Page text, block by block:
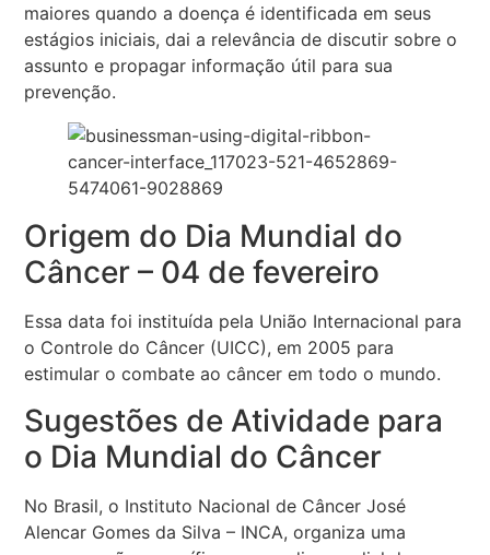
maiores quando a doença é identificada em seus
estágios iniciais, dai a relevância de discutir sobre o
assunto e propagar informação útil para sua
prevenção.
Origem do Dia Mundial do
Câncer – 04 de fevereiro
Essa data foi instituída pela União Internacional para
o Controle do Câncer (UICC), em 2005 para
estimular o combate ao câncer em todo o mundo.
Sugestões de Atividade para
o Dia Mundial do Câncer
No Brasil, o Instituto Nacional de Câncer José
Alencar Gomes da Silva – INCA, organiza uma